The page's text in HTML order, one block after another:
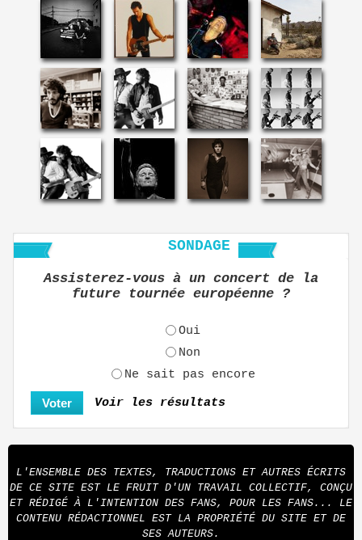
SONDAGE
Assisterez-vous à un concert de la
future tournée européenne ?
Oui
Non
Ne sait pas encore
Voir les résultats
L'ENSEMBLE DES TEXTES, TRADUCTIONS ET AUTRES ÉCRITS
DE CE SITE EST LE FRUIT D'UN TRAVAIL COLLECTIF, CONÇU
ET RÉDIGÉ À L'INTENTION DES FANS, POUR LES FANS... LE
CONTENU RÉDACTIONNEL EST LA PROPRIÉTÉ DU SITE ET DE
SES AUTEURS.